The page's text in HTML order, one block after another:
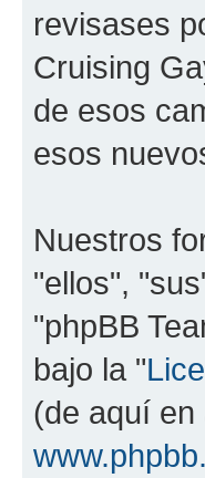
revisases
Cruising
de esos
esos
Nuestros
"ellos",
"phpBB
bajo la "
(de aquí